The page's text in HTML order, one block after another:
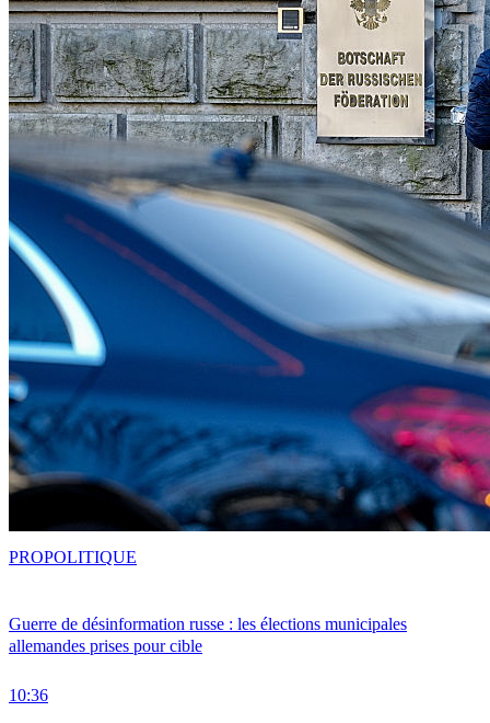
Guerre de désinformation russe : les élections municipales
allemandes prises pour cible
10:36
PROPOLITIQUE